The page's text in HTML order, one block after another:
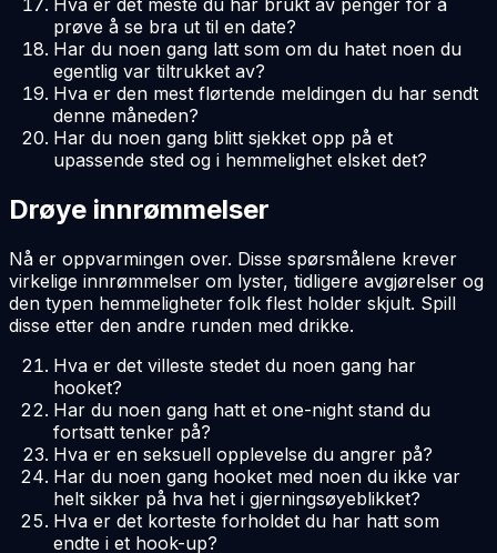
Hva er det meste du har brukt av penger for å
prøve å se bra ut til en date?
Har du noen gang latt som om du hatet noen du
egentlig var tiltrukket av?
Hva er den mest flørtende meldingen du har sendt
denne måneden?
Har du noen gang blitt sjekket opp på et
upassende sted og i hemmelighet elsket det?
Drøye innrømmelser
Nå er oppvarmingen over. Disse spørsmålene krever
virkelige innrømmelser om lyster, tidligere avgjørelser og
den typen hemmeligheter folk flest holder skjult. Spill
disse etter den andre runden med drikke.
Hva er det villeste stedet du noen gang har
hooket?
Har du noen gang hatt et one-night stand du
fortsatt tenker på?
Hva er en seksuell opplevelse du angrer på?
Har du noen gang hooket med noen du ikke var
helt sikker på hva het i gjerningsøyeblikket?
Hva er det korteste forholdet du har hatt som
endte i et hook-up?